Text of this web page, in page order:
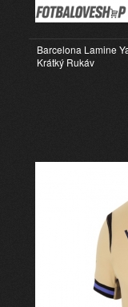
Barcelona Lamine
Krátký Rukáv